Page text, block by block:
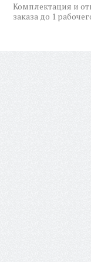
Комплектация и
заказа до 1